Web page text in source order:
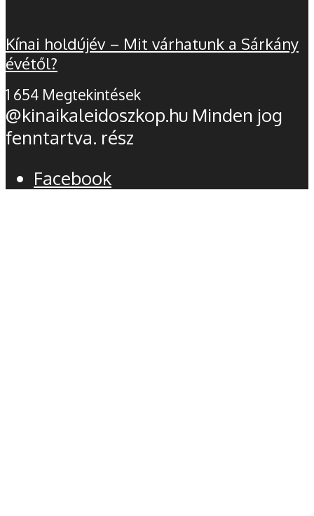
Kínai holdújév – Mit várhatunk a Sárkány
évétől?
1 654 Megtekintések
@kinaikaleidoszkop.hu Minden jog
fenntartva. rész
Facebook